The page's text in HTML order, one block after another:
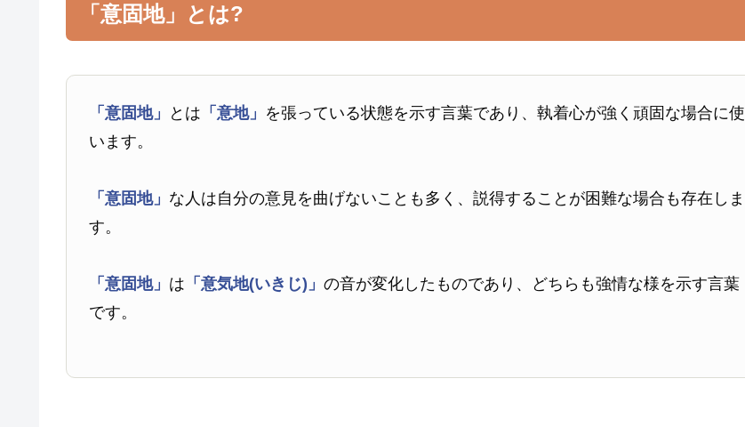
「意固地」とは?
「意固地」 とは 「意地」 を張っている状態を示す言葉であり、執着心が強く頑固な場合に使
います。
「意固地」 な人は自分の意見を曲げないことも多く、説得することが困難な場合も存在しま
す。
「意固地」 は 「意気地(いきじ)」の音が変化したものであり、どちらも強情な様を示す言葉
です。